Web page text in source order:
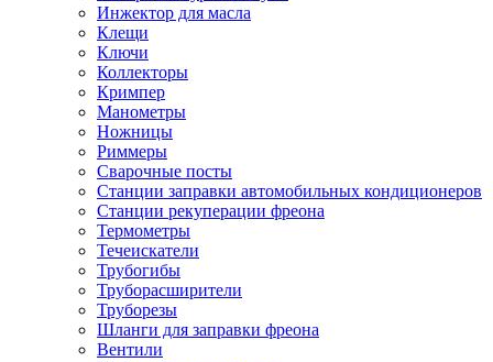
Инжектор для масла
Клещи
Ключи
Коллекторы
Кримпер
Манометры
Ножницы
Риммеры
Сварочные посты
Станции заправки автомобильных кондиционеров
Станции рекуперации фреона
Термометры
Течеискатели
Трубогибы
Труборасширители
Труборезы
Шланги для заправки фреона
Вентили